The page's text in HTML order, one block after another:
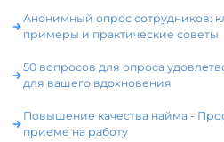
Анонимный опрос сотрудников:
примеры и практические советы
50 вопросов для опроса
для вашего вдохновения
Повышение качества найма -
приеме на работу